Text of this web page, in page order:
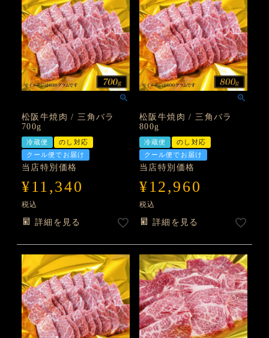
松阪牛焼肉 / 三角バラ
700g
冷蔵便
のし対応
クール便でお届け
当店特別価格
¥11,340
税込
詳細を見る
松阪牛焼肉 / 三角バラ
800g
冷蔵便
のし対応
クール便でお届け
当店特別価格
¥12,960
税込
詳細を見る